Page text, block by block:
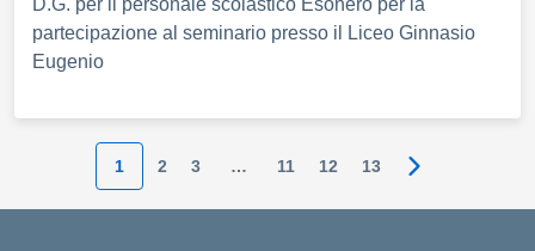
D.G. per il personale scolastico Esonero per la
partecipazione al seminario presso il Liceo Ginnasio
Eugenio
1 2 3 … 11 12 13 Pagina